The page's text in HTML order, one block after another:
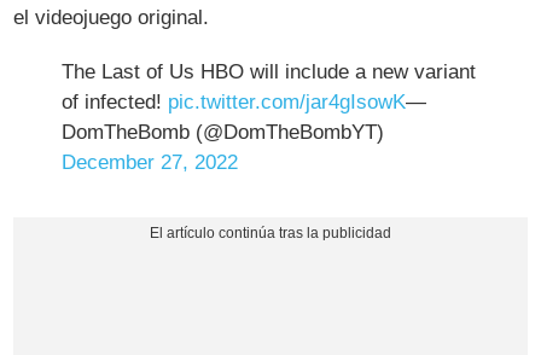
el videojuego original.
The Last of Us HBO will include a new variant
of infected! pic.twitter.com/jar4gIsowK—
DomTheBomb (@DomTheBombYT)
December 27, 2022